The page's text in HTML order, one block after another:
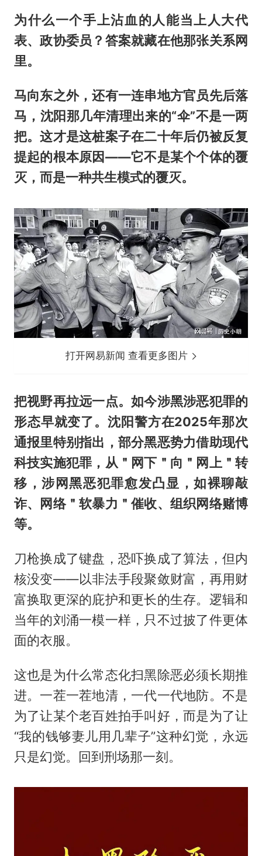
为什么一个手上沾血的人能当上人大代
表、政协委员？答案就藏在他那张关系网
里。
马向东之外，还有一连串地方官员先后落
马，沈阳那几年清理出来的“伞”不是一两
把。这才是这桩案子在二十年后仍被反复
提起的根本原因——它不是某个个体的覆
灭，而是一种共生模式的覆灭。
打开网易新闻 查看更多图片
把视野再拉远一点。如今涉黑涉恶犯罪的
形态早就变了。沈阳警方在2025年那次
通报里特别指出，部分黑恶势力借助现代
科技实施犯罪，从＂网下＂向＂网上＂转
移，涉网黑恶犯罪愈发凸显，如裸聊敲
诈、网络＂软暴力＂催收、组织网络赌博
等。
刀枪换成了键盘，恐吓换成了算法，但内
核没变——以非法手段聚敛财富，再用财
富换取更深的庇护和更长的生存。逻辑和
当年的刘涌一模一样，只不过披了件更体
面的衣服。
这也是为什么常态化扫黑除恶必须长期推
进。一茬一茬地清，一代一代地防。不是
为了让某个老百姓拍手叫好，而是为了让
“我的钱够妻儿用几辈子”这种幻觉，永远
只是幻觉。回到刑场那一刻。